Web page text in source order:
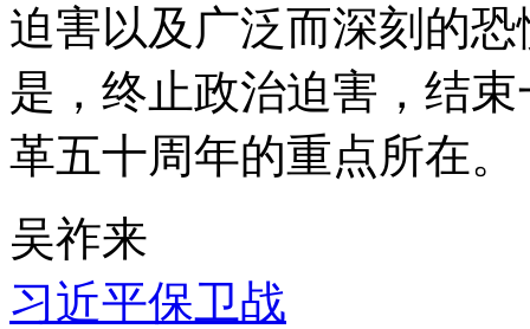
迫害以及广泛而深刻的
是，终止政治迫害，结
革五十周年的重点所在。
吴祚来
习近平保卫战